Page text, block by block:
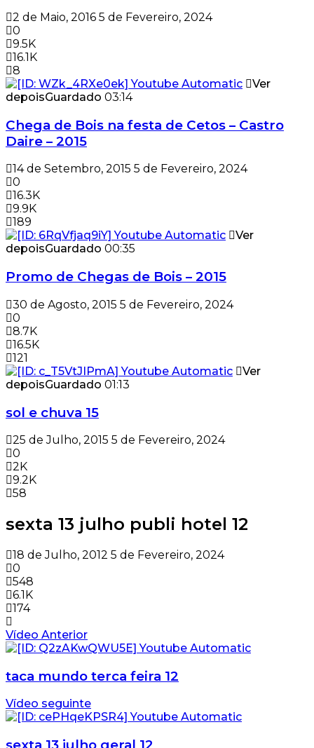
2 de Maio, 2016 5 de Fevereiro, 2024
0
9.5K
16.1K
8
Ver
depoisGuardado 03:14
Chega de Bois na festa de Cetos – Castro
Daire – 2015
14 de Setembro, 2015 5 de Fevereiro, 2024
0
16.3K
9.9K
189
Ver
depoisGuardado 00:35
Promo de Chegas de Bois – 2015
30 de Agosto, 2015 5 de Fevereiro, 2024
0
8.7K
16.5K
121
Ver
depoisGuardado 01:13
sol e chuva 15
25 de Julho, 2015 5 de Fevereiro, 2024
0
2K
9.2K
58
sexta 13 julho publi hotel 12
18 de Julho, 2012 5 de Fevereiro, 2024
0
548
6.1K
174
Vídeo Anterior
taca mundo terca feira 12
Vídeo seguinte